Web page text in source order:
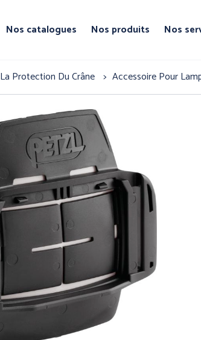
Nos catalogues Nos produits Nos
PROTECTION DE LA
TETE
La Protection Du Crâne Accessoire Pour